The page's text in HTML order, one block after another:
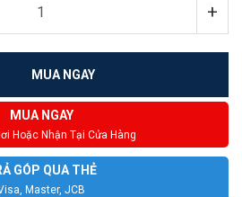
+
MUA NGAY
MUA NGAY
Hoặc Nhận Tại Cửa Hàng
GÓP QUA THẺ
Master, JCB